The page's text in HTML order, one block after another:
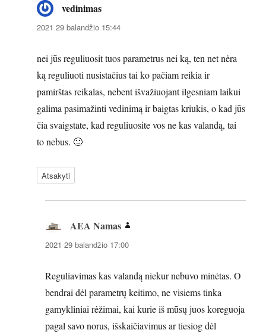
vedinimas
2021 29 balandžio 15:44
nei jūs reguliuosit tuos parametrus nei ką, ten net nėra
ką reguliuoti nusistačius tai ko pačiam reikia ir
pamirštas reikalas, nebent išvažiuojant ilgesniam laikui
galima pasimažinti vedinimą ir baigtas kriukis, o kad jūs
čia svaigstate, kad reguliuosite vos ne kas valandą, tai
to nebus. 🙂
Atsakyti
AEA Namas
2021 29 balandžio 17:00
Reguliavimas kas valandą niekur nebuvo minėtas. O
bendrai dėl parametrų keitimo, ne visiems tinka
gamykliniai rėžimai, kai kurie iš mūsų juos koreguoja
pagal savo norus, išskaičiavimus ar tiesiog dėl